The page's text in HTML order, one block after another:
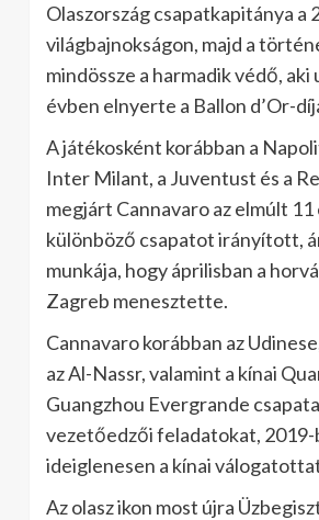
Olaszország csapatkapitánya a
világbajnokságon, majd a
mindössze a harmadik védő, aki
évben elnyerte a Ballon d’Or-
A játékosként korábban a
Inter Milant, a Juventust és a
megjárt Cannavaro az elmúlt
különböző csapatot irányított,
munkája, hogy áprilisban a
Zagreb menesztette.
Cannavaro korábban az
az Al-Nassr, valamint a kínai
Guangzhou Evergrande
vezetőedzői feladatokat, 2019-
ideiglenesen a kínai
Az olasz ikon most újra